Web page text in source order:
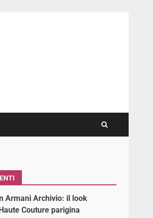
Armani Archivio: il look
Couture parigina